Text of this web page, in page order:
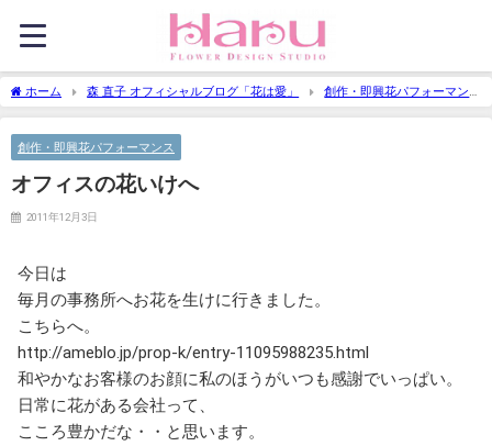
ホーム 森 直子 オフィシャルブログ「花は愛」
創作・即興花パフォーマン
ス
オフィスの花いけへ
創作・即興花パフォーマンス
オフィスの花いけへ
2011年12月3日
今日は
毎月の事務所へお花を生けに行きました。
こちらへ。
http://ameblo.jp/prop-k/entry-11095988235.html
和やかなお客様のお顔に私のほうがいつも感謝でいっぱい。
日常に花がある会社って、
こころ豊かだな・・と思います。